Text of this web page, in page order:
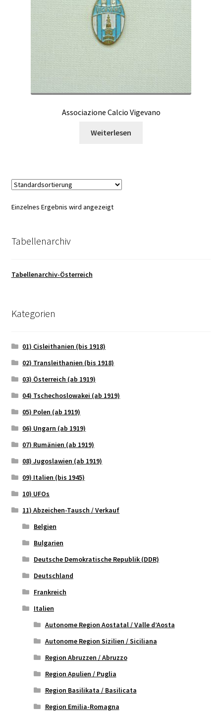
Associazione Calcio Vigevano
Weiterlesen
Einzelnes Ergebnis wird angezeigt
Tabellenarchiv
Tabellenarchiv-Österreich
Kategorien
01) Cisleithanien (bis 1918)
02) Transleithanien (bis 1918)
03) Österreich (ab 1919)
04) Tschechoslowakei (ab 1919)
05) Polen (ab 1919)
06) Ungarn (ab 1919)
07) Rumänien (ab 1919)
08) Jugoslawien (ab 1919)
09) Italien (bis 1945)
10) UFOs
11) Abzeichen-Tausch / Verkauf
Belgien
Bulgarien
Deutsche Demokratische Republik (DDR)
Deutschland
Frankreich
Italien
Autonome Region Aostatal / Valle d’Aosta
Autonome Region Sizilien / Siciliana
Region Abruzzen / Abruzzo
Region Apulien / Puglia
Region Basilikata / Basilicata
Region Emilia-Romagna